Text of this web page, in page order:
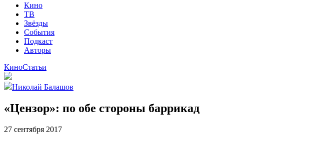
Кино
ТВ
Звёзды
События
Подкаст
Авторы
КиноСтатьи
Николай Балашов
«Цензор»: по обе стороны баррикад
27 сентября 2017